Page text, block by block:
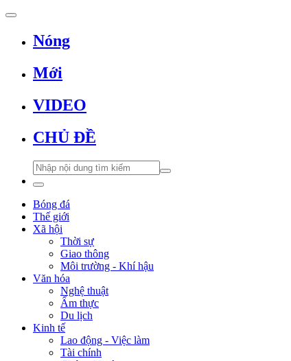
Nóng
Mới
VIDEO
CHỦ ĐỀ
Bóng đá
Thế giới
Xã hội
Thời sự
Giao thông
Môi trường - Khí hậu
Văn hóa
Nghệ thuật
Ẩm thực
Du lịch
Kinh tế
Lao động - Việc làm
Tài chính